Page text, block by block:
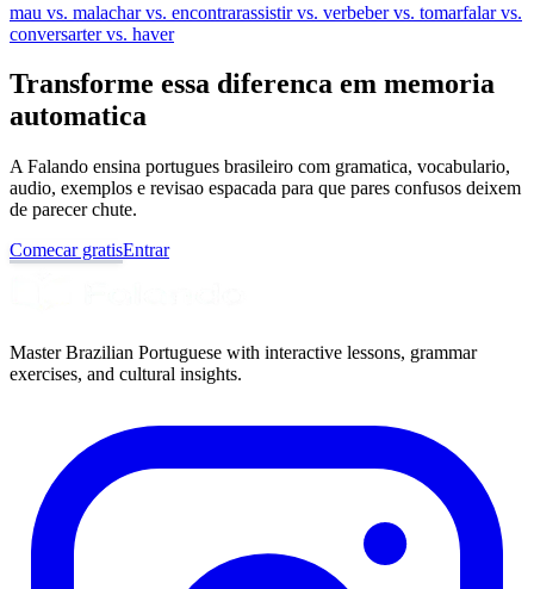
mau vs. malachar vs. encontrarassistir vs. verbeber vs. tomarfalar vs.
conversarter vs. haver
Transforme essa diferenca em memoria
automatica
A Falando ensina portugues brasileiro com gramatica, vocabulario,
audio, exemplos e revisao espacada para que pares confusos deixem
de parecer chute.
Comecar gratisEntrar
Master Brazilian Portuguese with interactive lessons, grammar
exercises, and cultural insights.